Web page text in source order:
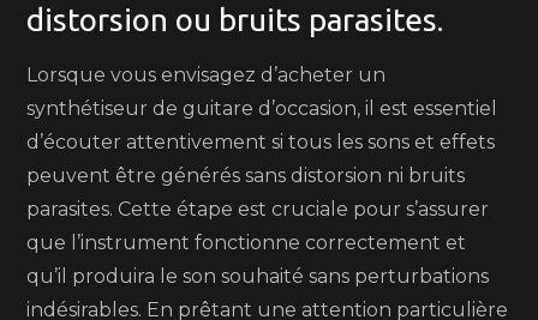
distorsion ou bruits parasites.
Lorsque vous envisagez d’acheter un
synthétiseur de guitare d’occasion, il est essentiel
d’écouter attentivement si tous les sons et effets
peuvent être générés sans distorsion ni bruits
parasites. Cette étape est cruciale pour s’assurer
que l’instrument fonctionne correctement et
qu’il produira le son souhaité sans perturbations
indésirables. En prêtant une attention particulière